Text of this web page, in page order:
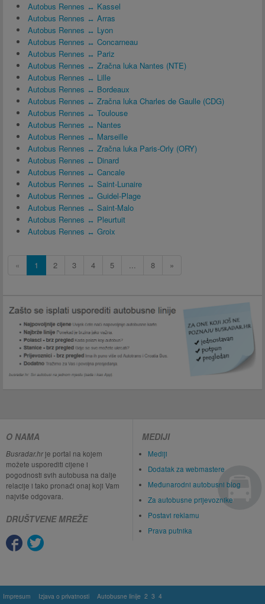
Autobus Rennes ↔ Kassel
Autobus Rennes ↔ Arras
Autobus Rennes ↔ Lyon
Autobus Rennes ↔ Concarneau
Autobus Rennes ↔ Pariz
Autobus Rennes ↔ Zračna luka Nantes (NTE)
Autobus Rennes ↔ Lille
Autobus Rennes ↔ Bordeaux
Autobus Rennes ↔ Zračna luka Charles de Gaulle (CDG)
Autobus Rennes ↔ Toulouse
Autobus Rennes ↔ Nantes
Autobus Rennes ↔ Marseille
Autobus Rennes ↔ Zračna luka Paris-Orly (ORY)
Autobus Rennes ↔ Dinard
Autobus Rennes ↔ Cancale
Autobus Rennes ↔ Saint-Lunaire
Autobus Rennes ↔ Guidel-Plage
Autobus Rennes ↔ Saint-Malo
Autobus Rennes ↔ Pleurtuit
Autobus Rennes ↔ Groix
« 1 2 3 4 5 ... 8 »
O NAMA
Busradar.hrje portal na kojem
možete usporediti cijene i
pogodnosti svih autobusa na dalje
relacije i tako pronaći onaj koji Vam
najviše odgovara.
DRUŠTVENE MREŽE
MEDIJI
Mediji
Dodatak za webmastere
Međunarodni autobusni blog
Za autobusne prijevoznike
Postavi reklamu
Prava putnika
Impresum Izjava o privatnosti Autobusne linije 2 3 4